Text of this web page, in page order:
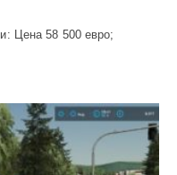
Цена 58 500 евро;